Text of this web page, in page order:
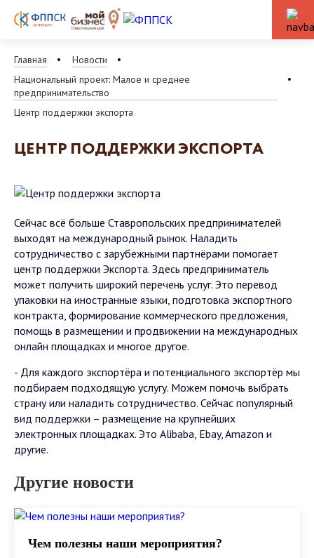
Главная
Новости
Национальный проект: Малое и среднее
предпринимательство
Центр поддержки экспорта
ЦЕНТР ПОДДЕРЖКИ ЭКСПОРТА
Сейчас всё больше Ставропольских предпринимателей
выходят на международный рынок. Наладить
сотрудничество с зарубежными партнёрами помогает
центр поддержки Экспорта. Здесь предприниматель
может получить широкий перечень услуг. Это перевод
упаковки на иностранные языки, подготовка экспортного
контракта, формирование коммерческого предложения,
помощь в размещении и продвижении на международных
онлайн площадках и многое другое.
- Для каждого экспортёра и потенциального экспортёр мы
подбираем подходящую услугу. Можем помочь выбрать
страну или наладить сотрудничество. Сейчас популярный
вид поддержки – размещение на крупнейших
электронных площадках. Это Аlibaba, Ebay, Amazon и
другие.
Другие новости
Чем полезны наши мероприятия?